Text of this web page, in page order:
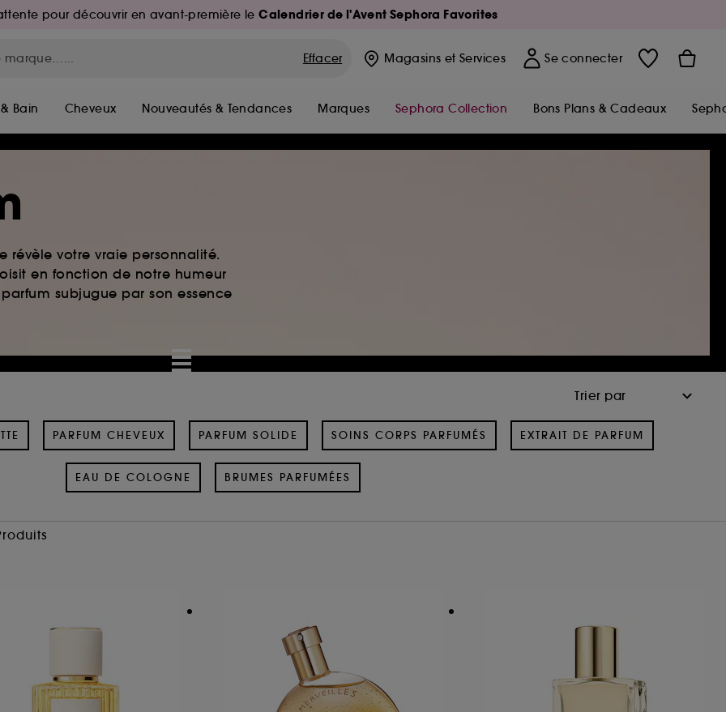
pour découvrir en avant-première leCalendrier de l'Avent Sephora Favorites
Effacer Magasins et Services Se connecter
Bain Cheveux Nouveautés & Tendances Marques Sephora Collection Bons Plans & Cadeaux
révèle votre vraie personnalité.
en fonction de notre humeur
subjugue par son essence
PARFUM CHEVEUX PARFUM SOLIDE SOINS CORPS PARFUMÉS EXTRAIT DE PARFUM
EAU DE COLOGNE BRUMES PARFUMÉES